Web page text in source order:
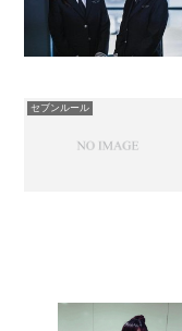
セブンルール